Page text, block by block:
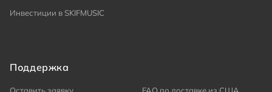
Инвестиции в SKIFMUSIC
Поддержка